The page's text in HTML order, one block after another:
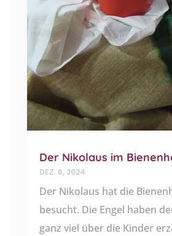
Der Nikolaus im
DEZ. 6, 2024
Der Nikolaus hat die
besucht. Die Engel haben
ganz viel über die Kinder